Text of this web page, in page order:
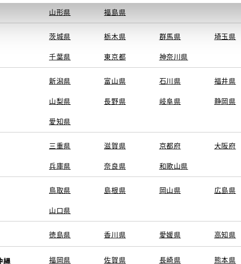
山形県 福島県
茨城県 栃木県 群馬県 埼玉県
千葉県 東京都 神奈川県
新潟県 富山県 石川県 福井県
山梨県 長野県 岐阜県 静岡県
愛知県
三重県 滋賀県 京都府 大阪府
兵庫県 奈良県 和歌山県
鳥取県 島根県 岡山県 広島県
山口県
徳島県 香川県 愛媛県 高知県
縄 福岡県 佐賀県 長崎県 熊本県
何らかの問題が発生しました。
恐れ入りますが、しばらく経ってから再度、お試し下さい。
トヨタ中古車オンラインストア
クルマ買取
トヨタレンタカー
TOYOTA
トヨタのau/
TOYOTAアカウント利用規約 反社会的勢力に対する基本方針企業情報 リコール情報
RESERVED.